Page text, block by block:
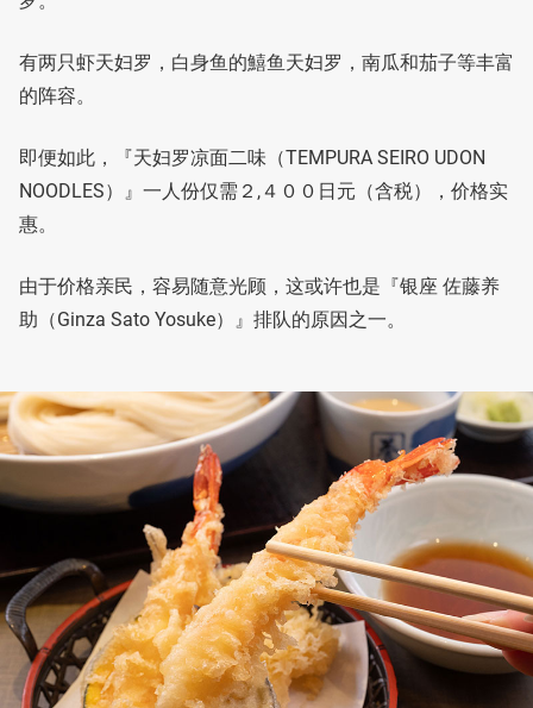
有两只虾天妇罗，白身鱼的鱚鱼天妇罗，南瓜和茄子等丰富
的阵容。
即便如此，『天妇罗凉面二味（TEMPURA SEIRO UDON
NOODLES）』一人份仅需２,４００日元（含税），价格实
惠。
由于价格亲民，容易随意光顾，这或许也是『银座 佐藤养
助（Ginza Sato Yosuke）』排队的原因之一。